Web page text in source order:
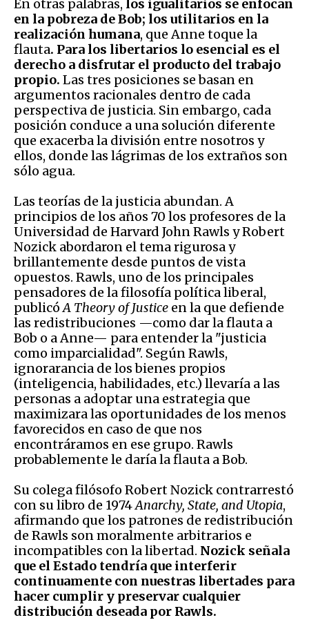
En otras palabras, los igualitarios se enfocan
en la pobreza de Bob; los utilitarios en la
realización humana, que Anne toque la
flauta. Para los libertarios lo esencial es el
derecho a disfrutar el producto del trabajo
propio. Las tres posiciones se basan en
argumentos racionales dentro de cada
perspectiva de justicia. Sin embargo, cada
posición conduce a una solución diferente
que exacerba la división entre nosotros y
ellos, donde las lágrimas de los extraños son
sólo agua.
Las teorías de la justicia abundan. A
principios de los años 70 los profesores de la
Universidad de Harvard John Rawls y Robert
Nozick abordaron el tema rigurosa y
brillantemente desde puntos de vista
opuestos. Rawls, uno de los principales
pensadores de la filosofía política liberal,
publicóA Theory of Justice en la que defiende
las redistribuciones —como dar la flauta a
Bob o a Anne— para entender la "justicia
como imparcialidad". Según Rawls,
ignorarancia de los bienes propios
(inteligencia, habilidades, etc.) llevaría a las
personas a adoptar una estrategia que
maximizara las oportunidades de los menos
favorecidos en caso de que nos
encontráramos en ese grupo. Rawls
probablemente le daría la flauta a Bob.
Su colega filósofo Robert Nozick contrarrestó
con su libro de 1974Anarchy, State, and Utopia,
afirmando que los patrones de redistribución
de Rawls son moralmente arbitrarios e
incompatibles con la libertad. Nozick señala
que el Estado tendría que interferir
continuamente con nuestras libertades para
hacer cumplir y preservar cualquier
distribución deseada por Rawls.